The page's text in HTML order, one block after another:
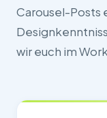
Carousel-Posts
wir euch im